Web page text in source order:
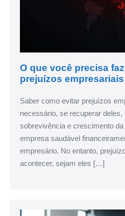
O que você precisa
prejuízos empresariais
Saber como evitar prejuízos
necessário, se recuperar
sobrevivência e crescimento
empresa saudável
empresário. No entanto,
acontecer, sejam eles […]